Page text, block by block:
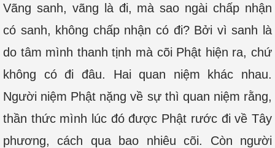
Vãng sanh, vãng là đi, mà sao ngài chấp nhận
có sanh, không chấp nhận có đi? Bởi vì sanh là
do tâm mình thanh tịnh mà cõi Phật hiện ra, chứ
không có đi đâu. Hai quan niệm khác nhau.
Người niệm Phật nặng về sự thì quan niệm rằng,
thần thức mình lúc đó được Phật rước đi về Tây
phương, cách qua bao nhiêu cõi. Còn người